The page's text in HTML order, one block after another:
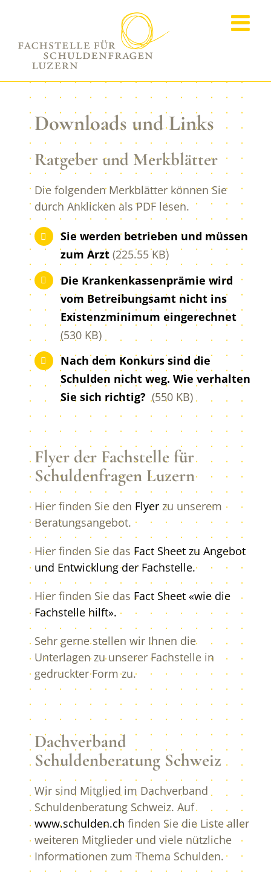
springen
Downloads und Links
Ratgeber und Merkblätter
Die folgenden Merkblätter können Sie
durch Anklicken als PDF lesen.
Sie werden betrieben und müssen
zum Arzt (225.55 KB)
Die Krankenkassenprämie wird
vom Betreibungsamt nicht ins
Existenzminimum eingerechnet
(530 KB)
Nach dem Konkurs sind die
Schulden nicht weg. Wie verhalten
Sie sich richtig? (550 KB)
Flyer der Fachstelle für
Schuldenfragen Luzern
Hier finden Sie den Flyer zu unserem
Beratungsangebot.
Hier finden Sie das Fact Sheet zu Angebot
und Entwicklung der Fachstelle.
Hier finden Sie das Fact Sheet «wie die
Fachstelle hilft».
Sehr gerne stellen wir Ihnen die
Unterlagen zu unserer Fachstelle in
gedruckter Form zu.
Dachverband
Schuldenberatung Schweiz
Wir sind Mitglied im Dachverband
Schuldenberatung Schweiz. Auf
www.schulden.ch finden Sie die Liste aller
weiteren Mitglieder und viele nützliche
Informationen zum Thema Schulden.